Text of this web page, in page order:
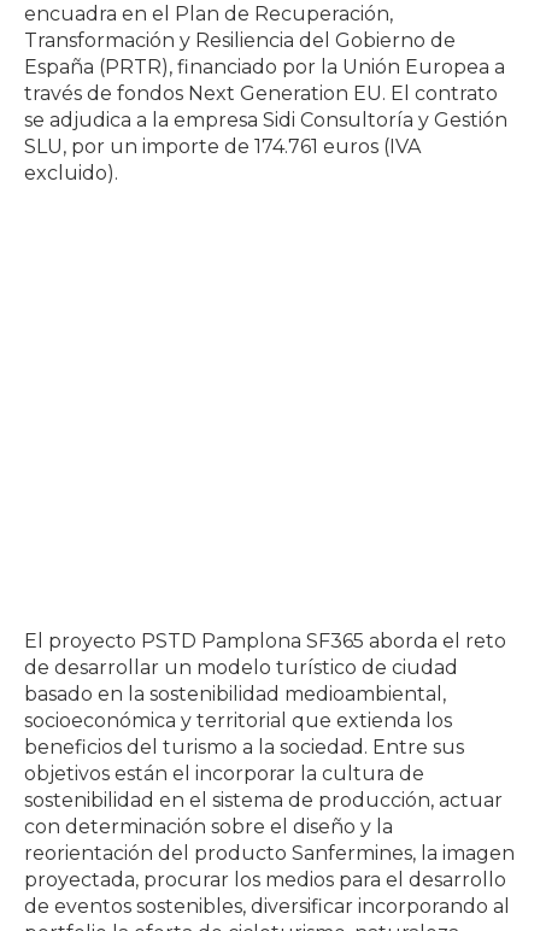
encuadra en el Plan de Recuperación,
Transformación y Resiliencia del Gobierno de
España (PRTR), financiado por la Unión Europea a
través de fondos Next Generation EU. El contrato
se adjudica a la empresa Sidi Consultoría y Gestión
SLU, por un importe de 174.761 euros (IVA
excluido).
El proyecto PSTD Pamplona SF365 aborda el reto
de desarrollar un modelo turístico de ciudad
basado en la sostenibilidad medioambiental,
socioeconómica y territorial que extienda los
beneficios del turismo a la sociedad. Entre sus
objetivos están el incorporar la cultura de
sostenibilidad en el sistema de producción, actuar
con determinación sobre el diseño y la
reorientación del producto Sanfermines, la imagen
proyectada, procurar los medios para el desarrollo
de eventos sostenibles, diversificar incorporando al